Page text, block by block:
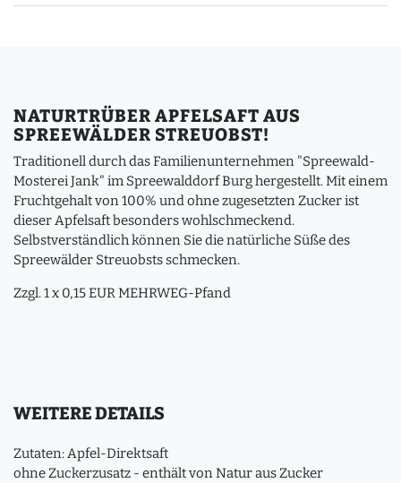
NATURTRÜBER APFELSAFT AUS
SPREEWÄLDER STREUOBST!
Traditionell durch das Familienunternehmen "Spreewald-
Mosterei Jank" im Spreewalddorf Burg hergestellt. Mit einem
Fruchtgehalt von 100% und ohne zugesetzten Zucker ist
dieser Apfelsaft besonders wohlschmeckend.
Selbstverständlich können Sie die natürliche Süße des
Spreewälder Streuobsts schmecken.
Zzgl. 1 x 0,15 EUR MEHRWEG-Pfand
WEITERE DETAILS
Zutaten: Apfel-Direktsaft
ohne Zuckerzusatz - enthält von Natur aus Zucker